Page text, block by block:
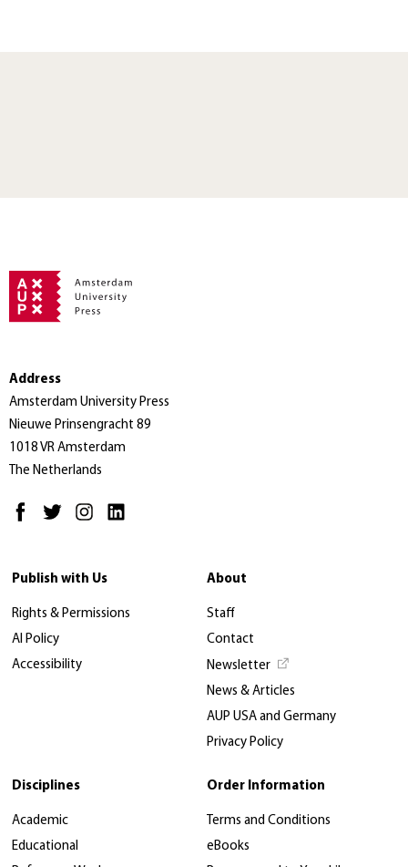
Address
Amsterdam University Press
Nieuwe Prinsengracht 89
1018 VR Amsterdam
The Netherlands
Publish with Us
Rights & Permissions
AI Policy
Accessibility
About
Staff
Contact
Newsletter
News & Articles
AUP USA and Germany
Privacy Policy
Disciplines
Academic
Educational
Order Information
Terms and Conditions
eBooks